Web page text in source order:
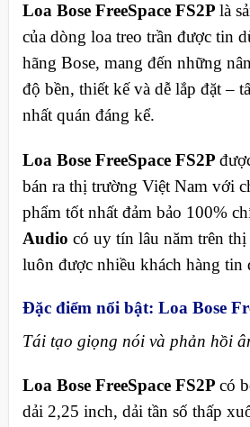
Loa Bose FreeSpace FS2P là
của dòng loa treo trần được tin
hãng Bose, mang đến những
độ bền, thiết kế và dễ lắp đặt –
nhất quán đáng kể.
Loa Bose FreeSpace FS2P
bán ra thị trường Việt Nam với
phẩm tốt nhất đảm bảo 100%
Audio có uy tín lâu năm trên
luôn được nhiều khách hàng tin
Đặc điểm nổi bật: Loa Bose
Tái tạo giọng nói và phản hồi
Loa Bose FreeSpace FS2P có
dải 2,25 inch, dải tần số thấp